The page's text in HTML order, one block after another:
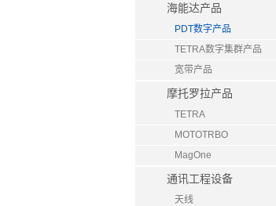
海能达产品
PDT数字产品
TETRA数字集群产品
宽带产品
摩托罗拉产品
TETRA
MOTOTRBO
MagOne
通讯工程设备
天线